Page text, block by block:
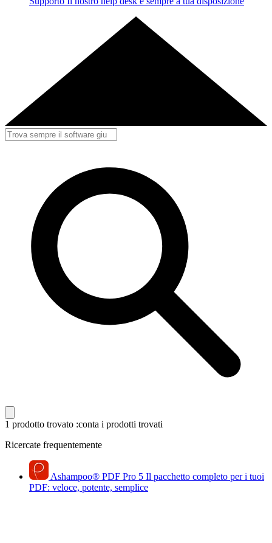
1 prodotto trovato :conta i prodotti trovati
Ricercate frequentemente
Ashampoo® PDF Pro 5 Il pacchetto completo per i tuoi
PDF: veloce, potente, semplice